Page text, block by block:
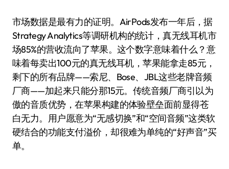
市场数据是最有力的证明。AirPods发布一年后，据
Strategy Analytics等调研机构的统计，真无线耳机市
场85%的营收流向了苹果。这个数字意味着什么？意
味着每卖出100元的真无线耳机，苹果能拿走85元，
剩下的所有品牌——索尼、Bose、JBL这些老牌音频
厂商——加起来只能分那15元。传统音频厂商引以为
傲的音质优势，在苹果构建的体验壁垒面前显得苍
白无力。用户愿意为“无感切换”和“空间音频”这类软
硬结合的功能支付溢价，却很难为单纯的“好声音”买
单。